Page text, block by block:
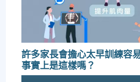
許多家長會擔心太早訓練容
事實上是這樣嗎？